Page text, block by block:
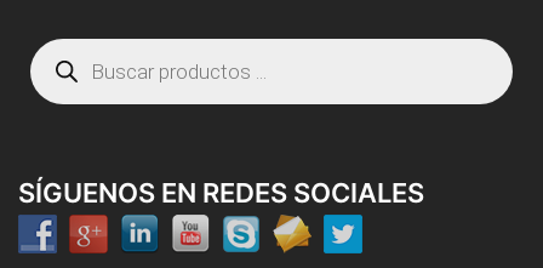
Búsqueda
de
productos
SÍGUENOS EN REDES SOCIALES